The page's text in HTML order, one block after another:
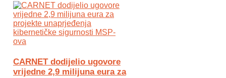
CARNET dodijelio ugovore
vrijedne 2,9 milijuna eura za